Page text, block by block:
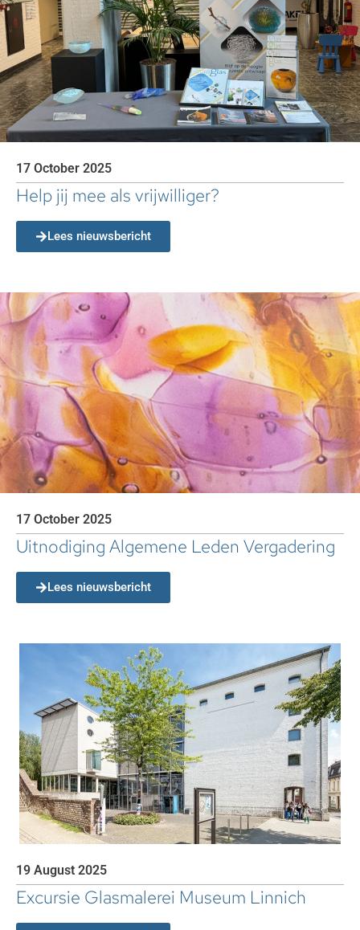
17 October 2025
Help jij mee als vrijwilliger?
Lees nieuwsbericht
17 October 2025
Uitnodiging Algemene Leden Vergadering
Lees nieuwsbericht
19 August 2025
Excursie Glasmalerei Museum Linnich